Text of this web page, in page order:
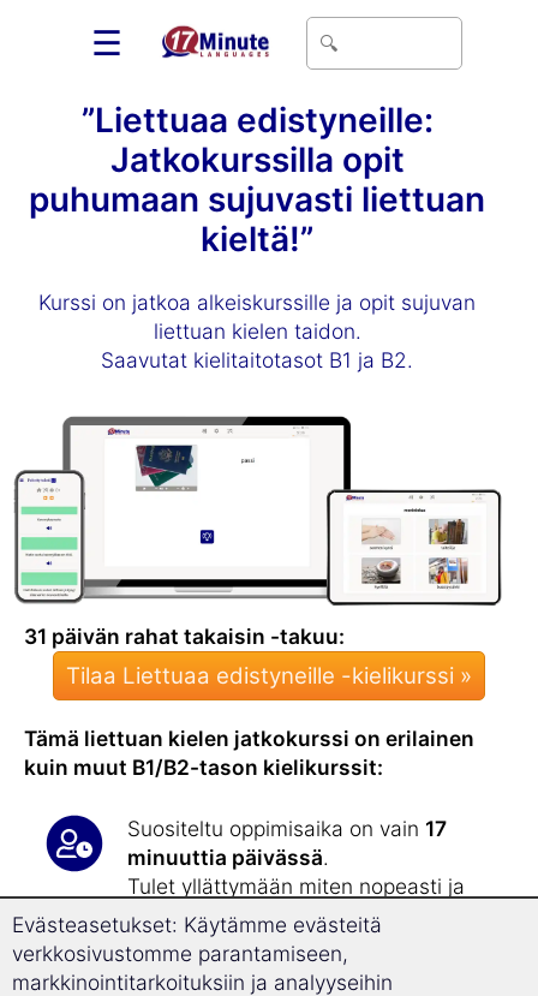
☰
”Liettuaa edistyneille:
Jatkokurssilla opit
puhumaan sujuvasti liettuan
kieltä!”
Kurssi on jatkoa alkeiskurssille ja opit sujuvan
liettuan kielen taidon.
Saavutat kielitaitotasot B1 ja B2.
31 päivän rahat takaisin -takuu:
Tilaa Liettuaa edistyneille -kielikurssi »
Tämä liettuan kielen jatkokurssi on erilainen
kuin muut B1/B2-tason kielikurssit:
Suositeltu oppimisaika on vain 17
minuuttia päivässä.
Tulet yllättymään miten nopeasti ja
tehokkaastilaajennat
sanavarastoasi! Jatkokurssilla opit
1 800 uutta sanaa.
Evästeasetukset: Käytämme evästeitä
verkkosivustomme parantamiseen,
markkinointitarkoituksiin ja analyyseihin